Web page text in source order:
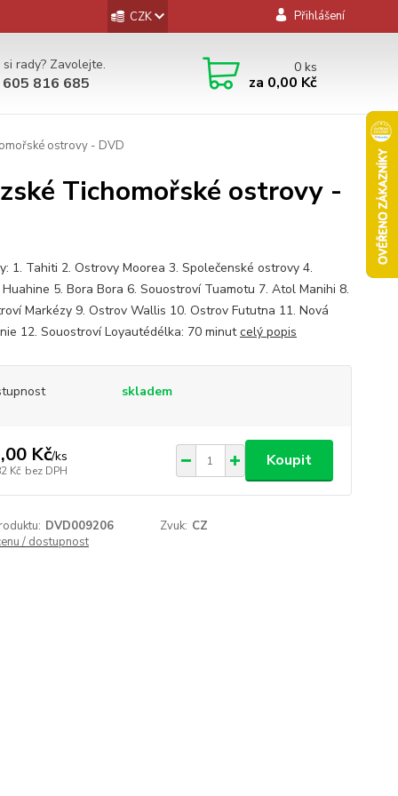
CZK Přihlášení
rady? Zavolejte.
816 685
0ks
za 0,00 Kč
ostrovy - DVD
Tichomořské ostrovy -
1. Tahiti 2. Ostrovy Moorea 3. Společenské ostrovy 4.
5. Bora Bora 6. Souostroví Tuamotu 7. Atol Manihi 8.
Markézy 9. Ostrov Wallis 10. Ostrov Fututna 11. Nová
12. Souostroví Loyautédélka: 70 minutcelý popis
skladem
Kč/ks
Kč bez DPH
Koupit
DVD009206 Zvuk: CZ
/ dostupnost